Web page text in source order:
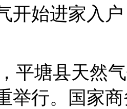
开始进家入
平塘县天然
举行。国家